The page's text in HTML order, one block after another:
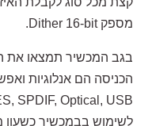
מספק Dither 16-bit.
בגב המכשיר תמצאו את
הכניסה הם אנלוגיות
לשימוש בבמכשיר